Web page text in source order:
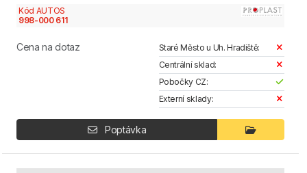
Kód AUTOS
998-000 611
Cena na dotaz
Staré Město u Uh. Hradiště:
Centrální sklad:
Pobočky CZ:
Externí sklady:
Poptávka